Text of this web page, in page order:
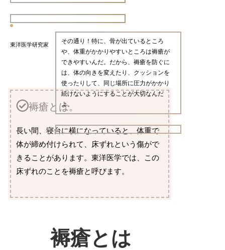
東洋医学研究家
その通り！特に、骨が出ているところ
や、体重がかかりやすいところは褥瘡が
できやすいんだ。だから、褥瘡を防ぐに
は、体の向きを変えたり、クッションを
使ったりして、同じ場所に圧力がかかり
続けないようにすることが大切なんだ
よ。
褥瘡とは。
長い間、寝台に横になっていると、体重で
体が締め付けられて、床ずれという傷がで
きることがあります。東洋医学では、この
床ずれのことを褥瘡と呼びます。
褥瘡とは